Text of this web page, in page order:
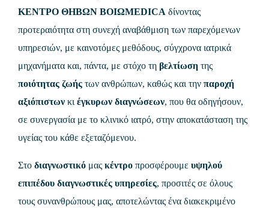
ΚΕΝΤΡΟ ΘΗΒΩΝ ΒΟΙΩMEDICA δίνοντας
προτεραιότητα στη συνεχή αναβάθμιση των παρεχόμενων
υπηρεσιών, με καινοτόμες μεθόδους, σύγχρονα ιατρικά
μηχανήματα και, πάντα, με στόχο τη βελτίωση της
ποιότητας ζωής των ανθρώπων, καθώς και την παροχή
αξιόπιστων κι έγκυρων διαγνώσεων, που θα οδηγήσουν,
σε συνεργασία με το κλινικό ιατρό, στην αποκατάσταση της
υγείας του κάθε εξεταζόμενου.
Στο διαγνωστικό μας κέντρο προσφέρουμε υψηλού
επιπέδου διαγνωστικές υπηρεσίες, προσιτές σε όλους
τους συνανθρώπους μας, αποτελώντας ένα διακεκριμένο